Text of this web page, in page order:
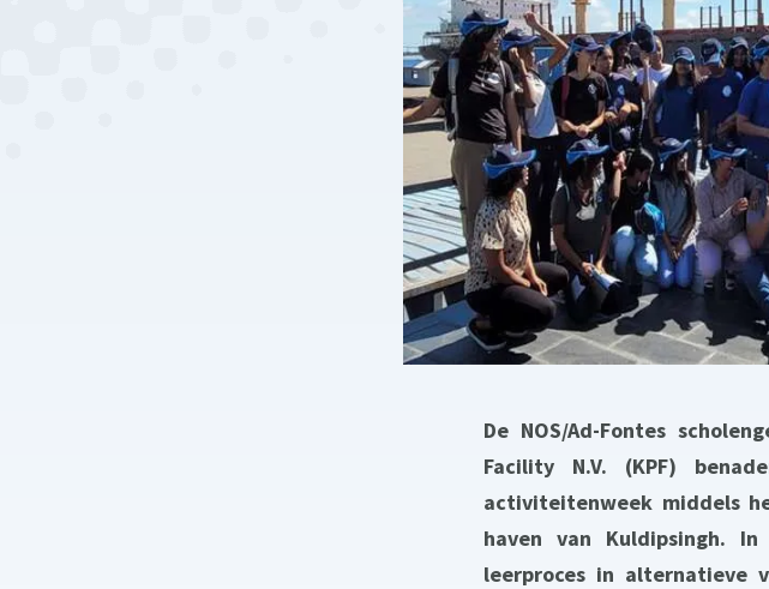
De NOS/Ad-Fontes
Facility N.V. (KPF)
activiteitenweek middels
haven van Kuldipsingh.
leerproces in alternatieve